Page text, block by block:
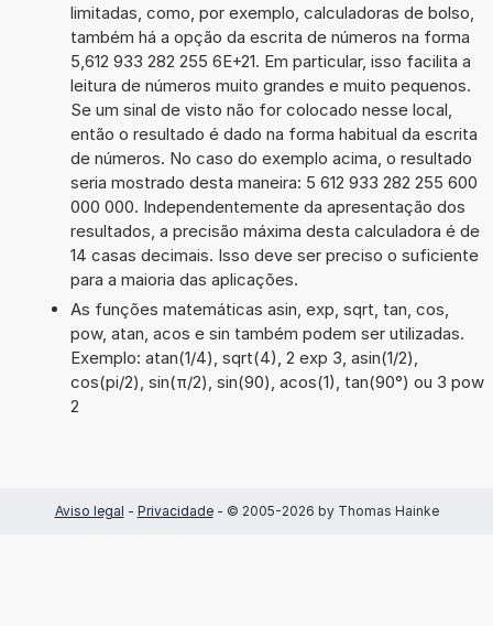
limitadas, como, por exemplo, calculadoras de bolso,
também há a opção da escrita de números na forma
5,612 933 282 255 6E+21. Em particular, isso facilita a
leitura de números muito grandes e muito pequenos.
Se um sinal de visto não for colocado nesse local,
então o resultado é dado na forma habitual da escrita
de números. No caso do exemplo acima, o resultado
seria mostrado desta maneira: 5 612 933 282 255 600
000 000. Independentemente da apresentação dos
resultados, a precisão máxima desta calculadora é de
14 casas decimais. Isso deve ser preciso o suficiente
para a maioria das aplicações.
As funções matemáticas asin, exp, sqrt, tan, cos,
pow, atan, acos e sin também podem ser utilizadas.
Exemplo: atan(1/4), sqrt(4), 2 exp 3, asin(1/2),
cos(pi/2), sin(π/2), sin(90), acos(1), tan(90°) ou 3 pow
2
Aviso legal - Privacidade- © 2005-2026 by Thomas Hainke